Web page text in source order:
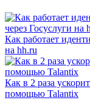
Как работает
на hh.ru
Как в 2 раза
помощью Talantix